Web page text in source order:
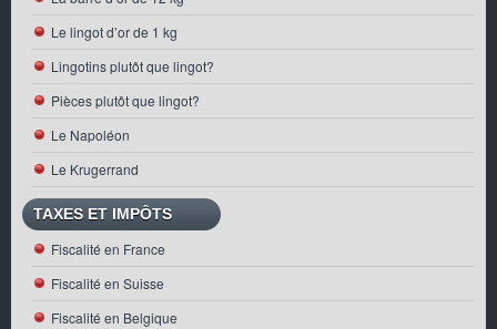
Le lingot d’or de 1 kg
Lingotins plutôt que lingot?
Pièces plutôt que lingot?
Le Napoléon
Le Krugerrand
TAXES ET IMPÔTS
Fiscalité en France
Fiscalité en Suisse
Fiscalité en Belgique